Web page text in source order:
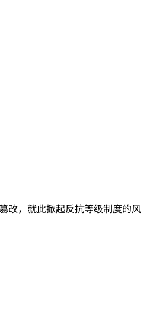
改，就此掀起反抗等级制度的风